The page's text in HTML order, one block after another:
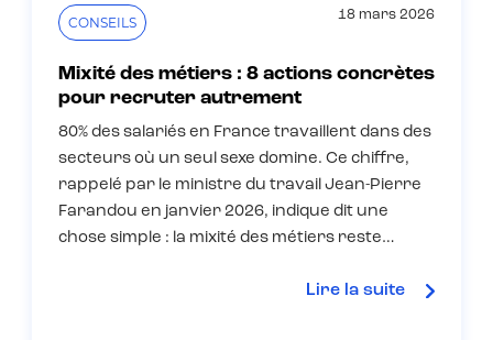
CONSEILS 18 mars 2026
Mixité des métiers : 8 actions concrètes
pour recruter autrement
80% des salariés en France travaillent dans des
secteurs où un seul sexe domine. Ce chiffre,
rappelé par le ministre du travail Jean-Pierre
Farandou en janvier 2026, indique dit une
chose simple : la mixité des métiers reste…
Lire la suite